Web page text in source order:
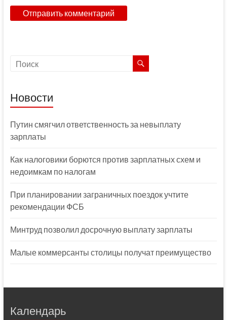
Новости
Путин смягчил ответственность за невыплату
зарплаты
Как налоговики борются против зарплатных схем и
недоимкам по налогам
При планировании заграничных поездок учтите
рекомендации ФСБ
Минтруд позволил досрочную выплату зарплаты
Малые коммерсанты столицы получат преимущество
Календарь